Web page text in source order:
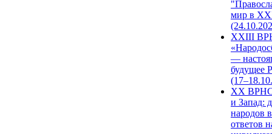
мир в
XXIII
—
будущее
XX ВРНС
и Запад:
народов
ответов